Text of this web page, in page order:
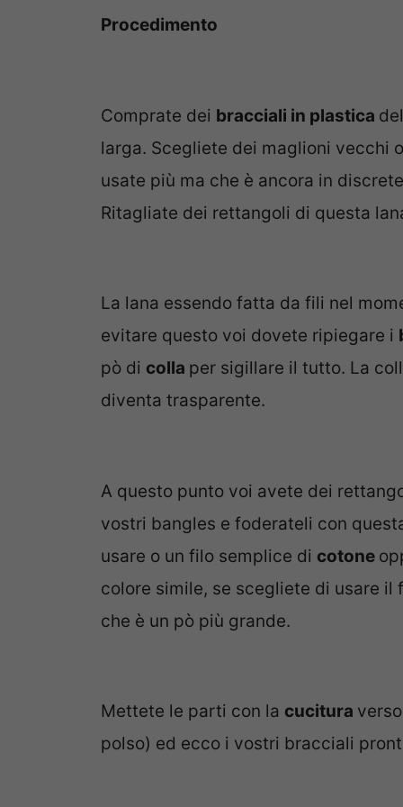
Procedimento
Comprate dei bracciali in plastica
larga. Scegliete dei maglioni vecchi
usate più ma che è ancora in
Ritagliate dei rettangoli di questa
La lana essendo fatta da fili nel
evitare questo voi dovete ripiegare i
pò di colla per sigillare il tutto. La
diventa trasparente.
A questo punto voi avete dei
vostri bangles e foderateli con
usare o un filo semplice di cotone
colore simile, se scegliete di usare il
che è un pò più grande.
Mettete le parti con la cucitura
polso) ed ecco i vostri bracciali